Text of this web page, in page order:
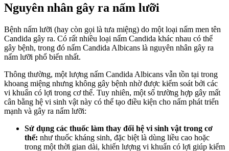
Nguyên nhân gây ra nấm lưỡi
Bệnh nấm lưỡi (hay còn gọi là tưa miệng) do một loại nấm men tên
Candida gây ra. Có rất nhiều loại nấm Candida khác nhau có thể
gây bệnh, trong đó nấm Candida Albicans là nguyên nhân gây ra
nấm lưỡi phổ biến nhất.
Thông thường, một lượng nấm Candida Albicans vẫn tồn tại trong
khoang miệng nhưng không gây bệnh nhờ được kiểm soát bởi các
vi khuẩn có lợi trong cơ thể. Tuy nhiên, một số trường hợp gây mất
cân bằng hệ vi sinh vật này có thể tạo điều kiện cho nấm phát triển
mạnh và gây ra nấm lưỡi:
Sử dụng các thuốc làm thay đổi hệ vi sinh vật trong cơ
thể: như thuốc kháng sinh, đặc biệt là dùng liều cao hoặc
trong một thời gian dài, khiến lượng vi khuẩn có lợi giúp kiểm